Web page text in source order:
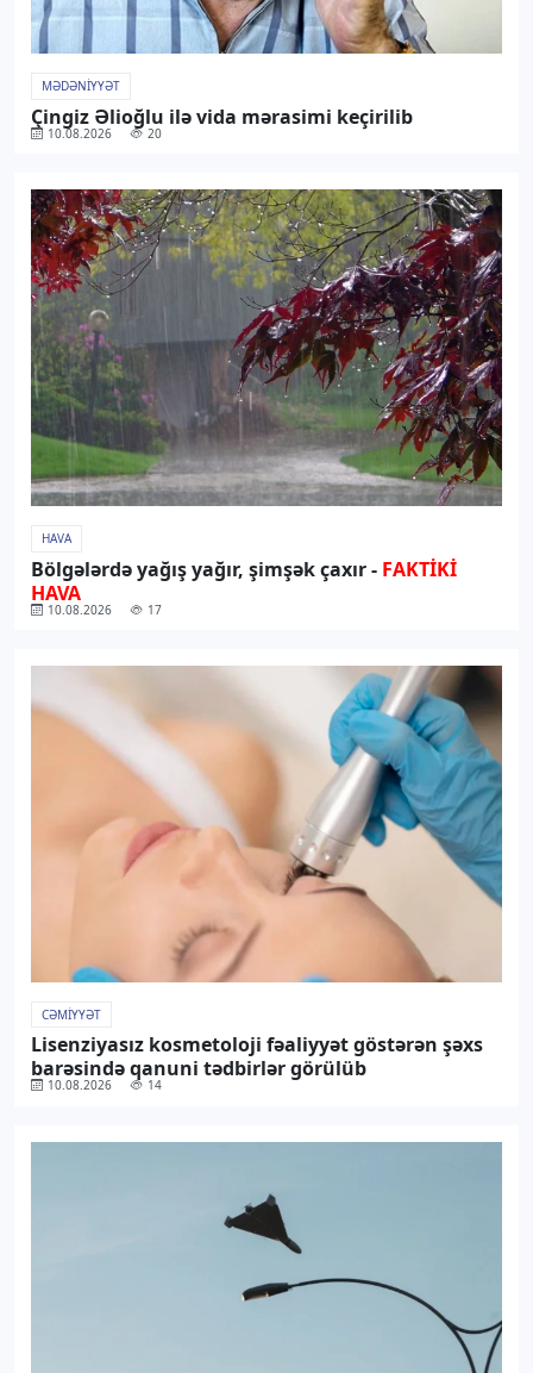
MƏDƏNIYYƏT
Çingiz Əlioğlu ilə vida mərasimi keçirilib
10.08.2026 20
HAVA
Bölgələrdə yağış yağır, şimşək çaxır -FAKTİKİ
HAVA
10.08.2026 17
CƏMIYYƏT
Lisenziyasız kosmetoloji fəaliyyət göstərən şəxs
barəsində qanuni tədbirlər görülüb
10.08.2026 14